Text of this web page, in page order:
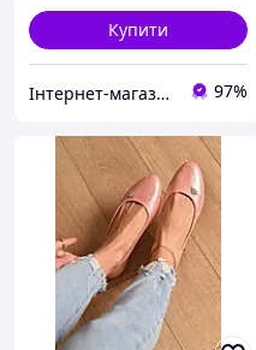
Купити
Інтернет-магазин Soloveiko.com.ua - одяг та взуття для всієї сім’ї, Україна 97%